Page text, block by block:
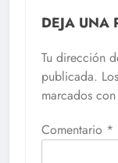
DEJA UNA
Tu dirección
publicada.
marcados con
Comentario *